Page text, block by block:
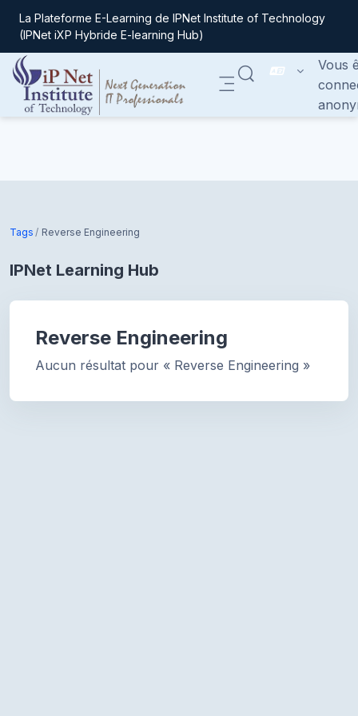
La Plateforme E-Learning de IPNet Institute of Technology
(IPNet iXP Hybride E-learning Hub)
Panneau latéral
ACTIVER/
Vous
Tags Reverse Engineering
IPNet Learning Hub
Reverse Engineering
Aucun résultat pour « Reverse Engineering »